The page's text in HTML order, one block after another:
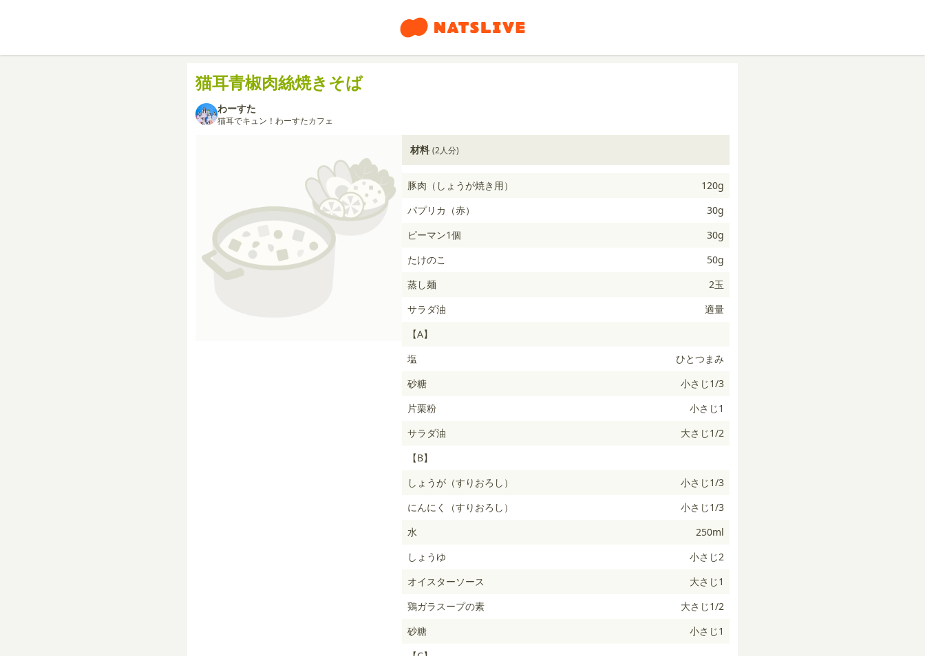
猫耳青椒肉絲焼きそば
わーすた
猫耳でキュン！わーすたカフェ
材料 (2人分)
豚肉（しょうが焼き用）
120g
パプリカ（赤）
30g
ピーマン1個
30g
たけのこ
50g
蒸し麺
2玉
サラダ油
適量
【A】
塩
ひとつまみ
砂糖
小さじ1/3
片栗粉
小さじ1
サラダ油
大さじ1/2
【B】
しょうが（すりおろし）
小さじ1/3
にんにく（すりおろし）
小さじ1/3
水
250ml
しょうゆ
小さじ2
オイスターソース
大さじ1
鶏ガラスープの素
大さじ1/2
砂糖
小さじ1